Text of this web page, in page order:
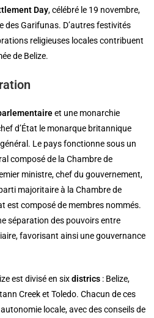
Day, célébré le 19 novembre,
des Garifunas. D’autres festivités
religieuses locales contribuent
de Belize.
et une monarchie
d’État le monarque britannique
Le pays fonctionne sous un
composé de la Chambre de
ministre, chef du gouvernement,
majoritaire à la Chambre de
est composé de membres nommés.
séparation des pouvoirs entre
favorisant ainsi une gouvernance
est divisé en sixdistrics : Belize,
Creek et Toledo. Chacun de ces
locale, avec des conseils de